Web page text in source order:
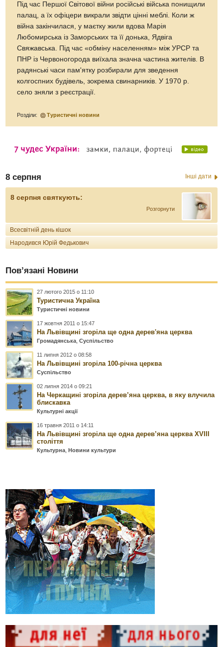
Під час Першої Світової війни російські війська понищили
палац, а їх офіцери викрали звідти цінні меблі. Коли ж
війна закінчилася, у маєтку жили вдова Марія
Любомирська із Заморських та її донька, Ядвіга
Свяжавська. Під час «обміну населенням» між УРСР та
ПНР із Червоногорода виїхала значна частина жителів. В
радянські часи пам'ятку розбирали для зведення
колгоспних будівель, зокрема свинарників. У 1970 р.
село зняли з реєстрації.
Розділи: Туристичні новини
8 серпня Інші дати
8 серпня святкують:
Розгорнути
Всесвітній день кішок
Народився Юрій Федькович
Пов’язані Новини
27 лютого 2015 о 11:10
Туристична Україна
Туристичні новини
17 жовтня 2011 о 15:47
На Львівщині згоріла ще одна дерев'яна церква
Громадянська,Суспільство
11 липня 2012 о 08:58
На Львівщині згоріла 100-річна церква
Суспільство
02 липня 2014 о 09:21
На Черкащині згоріла дерев’яна церква, в яку влучила
блискавка
Культурні акції
16 травня 2011 о 14:11
На Львівщині згоріла ще одна дерев’яна церква XVIIІ
століття
Культурна, Новини культури